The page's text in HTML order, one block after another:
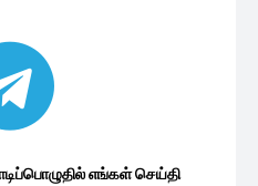
எங்கள் செய்தி